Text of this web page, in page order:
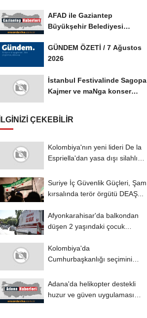
AFAD ile Gaziantep
Büyükşehir Belediyesi
GÜNDEM ÖZETİ / 7 Ağustos
2026
İstanbul Festivalinde Sagopa
Kajmer ve maNga konser
İLGINIZI ÇEKEBILIR
Kolombiya'nın yeni lideri De la
Espriella'dan yasa dışı silahlı
Suriye İç Güvenlik Güçleri, Şam
kırsalında terör örgütü DEAŞ...
Afyonkarahisar'da balkondan
düşen 2 yaşındaki çocuk
Kolombiya'da
Cumhurbaşkanlığı seçimini
Espriella...
Adana'da helikopter destekli
huzur ve güven uygulaması